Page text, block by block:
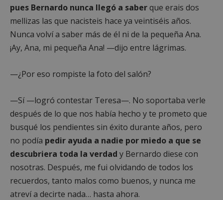
pues Bernardo nunca llegó a saberque erais dos
mellizas las que nacisteis hace ya veintiséis años.
Nunca volví a saber más de él ni de la pequeña Ana.
¡Ay, Ana, mi pequeña Ana! —dijo entre lágrimas.
—¿Por eso rompiste la foto del salón?
—Sí —logró contestar Teresa—. No soportaba verle
después de lo que nos había hecho y te prometo que
busqué los pendientes sin éxito durante años, pero
no podía pedir ayuda a nadie por miedo a que se
descubriera toda la verdad y Bernardo diese con
nosotras. Después, me fui olvidando de todos los
recuerdos, tanto malos como buenos, y nunca me
atreví a decirte nada… hasta ahora.